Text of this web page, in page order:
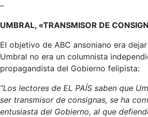
–
UMBRAL, «TRANSMISOR DE
El objetivo de ABC ansoniano era
Umbral no era un columnista
propagandista del Gobierno felipista:
“Los lectores de EL PAÍS saben que
ser transmisor de consignas, se ha
entusiasta del Gobierno, al que